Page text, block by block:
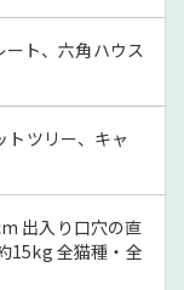
ト、六角ハウス
トツリー、キャ
出入り口穴の直
15kg 全猫種・全